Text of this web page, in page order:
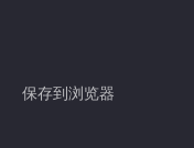
保存到浏览器